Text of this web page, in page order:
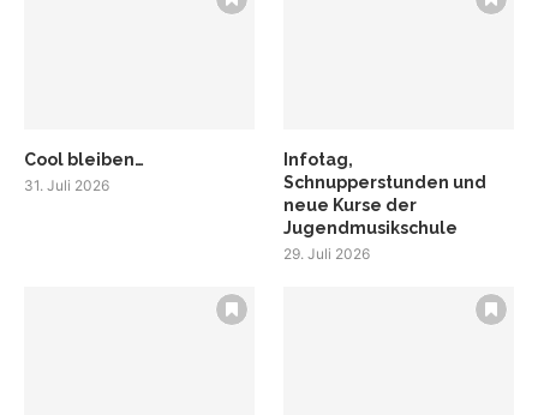
Cool bleiben…
31. Juli 2026
Infotag,
Schnupperstunden und
neue Kurse der
Jugendmusikschule
29. Juli 2026